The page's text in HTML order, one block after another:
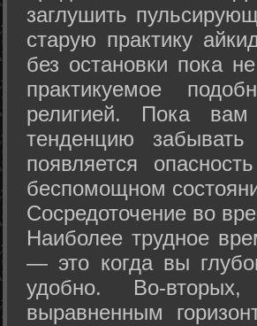
заглушить
старую практику
без остановки пока
практикуемое
религией. Пока
тенденцию
появляется
беспомощном
Сосредоточение во
Наиболее трудное
— это когда вы
удобно. Во-
выравненным